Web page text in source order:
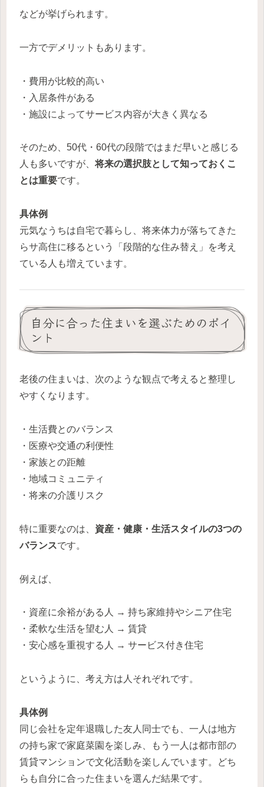
などが挙げられます。
一方でデメリットもあります。
・費用が比較的高い
・入居条件がある
・施設によってサービス内容が大きく異なる
そのため、50代・60代の段階ではまだ早いと感じる
人も多いですが、将来の選択肢として知っておくこ
とは重要です。
具体例
元気なうちは自宅で暮らし、将来体力が落ちてきた
らサ高住に移るという「段階的な住み替え」を考え
ている人も増えています。
自分に合った住まいを選ぶためのポイ
ント
老後の住まいは、次のような観点で考えると整理し
やすくなります。
・生活費とのバランス
・医療や交通の利便性
・家族との距離
・地域コミュニティ
・将来の介護リスク
特に重要なのは、 資産・健康・生活スタイルの3つの
バランスです。
例えば、
・資産に余裕がある人 → 持ち家維持やシニア住宅
・柔軟な生活を望む人 → 賃貸
・安心感を重視する人 → サービス付き住宅
というように、考え方は人それぞれです。
具体例
同じ会社を定年退職した友人同士でも、一人は地方
の持ち家で家庭菜園を楽しみ、もう一人は都市部の
賃貸マンションで文化活動を楽しんでいます。どち
らも自分に合った住まいを選んだ結果です。